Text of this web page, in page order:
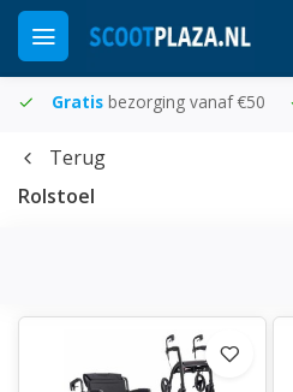
Gratis bezorging vanaf €50
Terug
Rolstoel